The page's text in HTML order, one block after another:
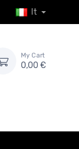
It
My Cart
0,00 €